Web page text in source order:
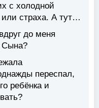
с холодной
или страха. А тут…
до меня
Сына?
переспал,
ребёнка и